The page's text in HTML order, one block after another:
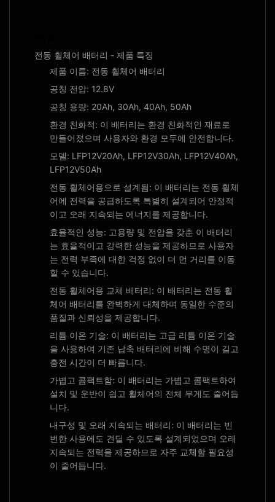
전동 휠체어 배터리 - 제품 특징
제품 이름: 전동 휠체어 배터리
공칭 전압: 12.8V
공칭 용량: 20Ah, 30Ah, 40Ah, 50Ah
환경 친화적: 이 배터리는 환경 친화적인 재료로
만들어졌으며 사용자와 환경 모두에 안전합니다.
모델: LFP12V20Ah, LFP12V30Ah, LFP12V40Ah,
LFP12V50Ah
전동 휠체어용으로 설계됨: 이 배터리는 전동 휠체
어에 전력을 공급하도록 특별히 설계되어 안정적
이고 오래 지속되는 에너지를 제공합니다.
효율적인 성능: 고용량 및 전압을 갖춘 이 배터리
는 효율적이고 강력한 성능을 제공하므로 사용자
는 전력 부족에 대한 걱정 없이 더 먼 거리를 이동
할 수 있습니다.
전동 휠체어용 교체 배터리: 이 배터리는 전동 휠
체어 배터리를 완벽하게 대체하며 동일한 수준의
품질과 신뢰성을 제공합니다.
리튬 이온 기술: 이 배터리는 고급 리튬 이온 기술
을 사용하여 기존 납축 ​​배터리에 비해 수명이 길고
충전 시간이 더 빠릅니다.
가볍고 콤팩트함: 이 배터리는 가볍고 콤팩트하여
설치 및 운반이 쉽고 휠체어의 전체 무게도 줄어듭
니다.
내구성 및 오래 지속되는 배터리: 이 배터리는 빈
번한 사용에도 견딜 수 있도록 설계되었으며 오래
지속되는 전력을 제공하므로 자주 교체할 필요성
이 줄어듭니다.